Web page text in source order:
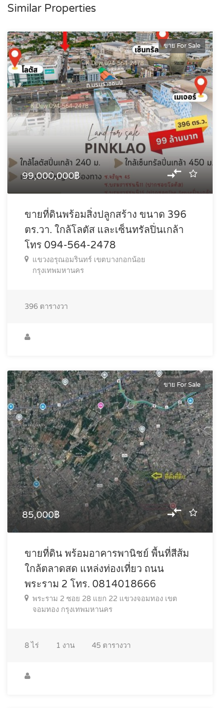
Similar Properties
ขาย For Sale
99,000,000฿
ขายที่ดินพร้อมสิ่งปลูกสร้าง ขนาด 396
ตร.วา. ใกล้โลตัส และเซ็นทรัลปิ่นเกล้า
โทร 094-564-2478
แขวงอรุณอมรินทร์ เขตบางกอกน้อย
กรุงเทพมหานคร
396 ตารางวา
ขาย For Sale
85,000฿
ขายที่ดิน พร้อมอาคารพานิชย์ พื้นที่สีส้ม
ใกล้ตลาดสด แหล่งท่องเที่ยว ถนน
พระราม 2 โทร. 0814018666
พระราม 2 ซอย 28 แยก 22 แขวงจอมทอง เขต
จอมทอง กรุงเทพมหานคร
8ไร่ 1 งาน 45 ตารางวา